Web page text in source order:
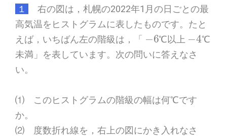
１
右の図は，札幌の2022年1月の日ごとの最
高気温をヒストグラムに表したものです。たと
えば，いちばん左の階級は，「
− 6
℃以上
−4
℃
未満」を表しています。次の問いに答えなさ
い。
⑴ このヒストグラムの階級の幅は何℃です
か。
⑵ 度数折れ線を，右上の図にかき入れなさ